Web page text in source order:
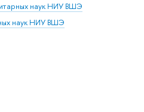
наук НИУ ВШЭ
наук НИУ ВШЭ